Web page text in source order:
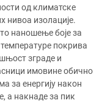
од климатске
нивоа изолације.
наношење боје за
покрива
зграде и
имовине обично
за енергију након
а накнаде за пик